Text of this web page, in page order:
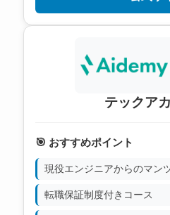
テックア
🎯 おすすめポイント
現役エンジニアからのマン
転職保証制度付きコース